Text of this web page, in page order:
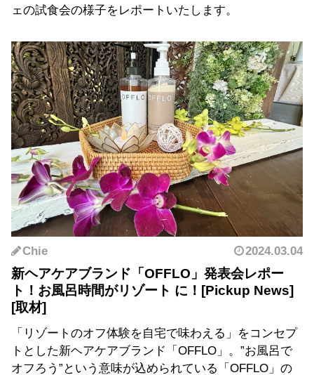
ェの試食会の様子をレポートいたします。
Chie 2024.03.04
新ヘアケアブランド「OFFLO」発表会レポー
ト！お風呂時間がリゾート に！
「リゾートのオフ体験を自宅で味わえる」をコンセプ
トとした新ヘアケアブランド「OFFLO」。”お風呂で
オフろう”という意味が込められている「OFFLO」の